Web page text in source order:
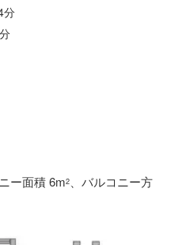
分
ー面積 6m2、バルコニー方